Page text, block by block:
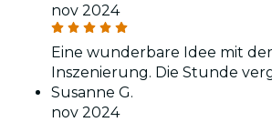
nov 2024
Eine wunderbare Idee mit
Inszenierung. Die Stunde
Susanne G.
nov 2024